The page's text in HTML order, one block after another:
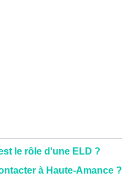
le rôle d'une ELD ?
à Haute-Amance ?